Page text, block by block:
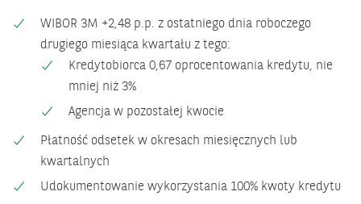
WIBOR 3M +2,48 p.p. z ostatniego dnia roboczego
drugiego miesiąca kwartału z tego:
Kredytobiorca 0,67 oprocentowania kredytu, nie
mniej niż 3%
Agencja w pozostałej kwocie
Płatność odsetek w okresach miesięcznych lub
kwartalnych
Udokumentowanie wykorzystania 100% kwoty kredytu